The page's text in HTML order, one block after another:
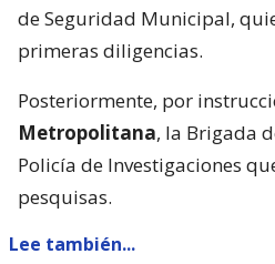
de Seguridad Municipal,
primeras diligencias.
Posteriormente, por
Metropolitana, la Brigada
Policía de Investigaciones
pesquisas.
Lee también...